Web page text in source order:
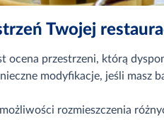
Twojej
przestrzeni, którą
modyfikacje, jeśli masz
rozmieszczenia